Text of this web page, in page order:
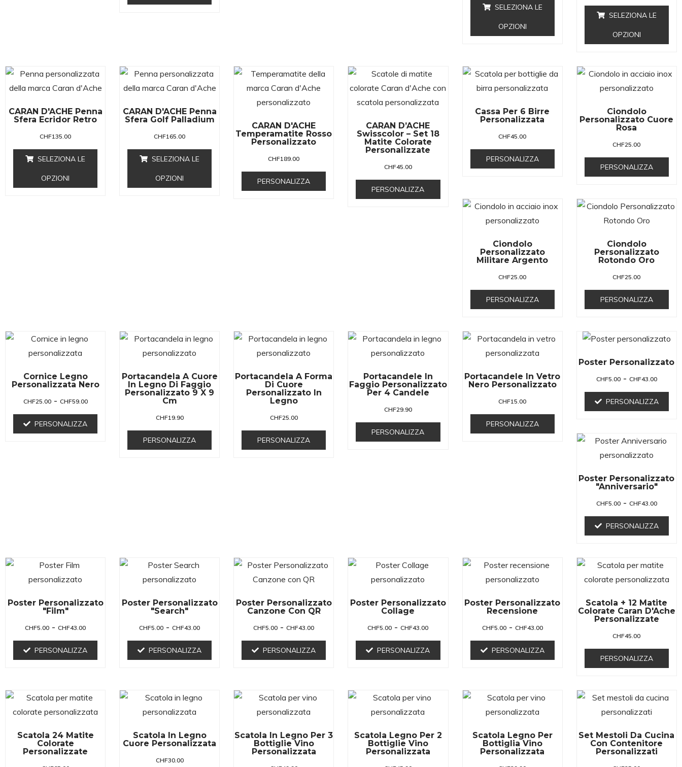
SELEZIONA LE
OPZIONI
SELEZIONA LE
OPZIONI
CARAN D'ACHE Penna
Sfera Ecridor Retro
CHF135.00
SELEZIONA LE
OPZIONI
CARAN D'ACHE Penna
Sfera Golf Palladium
CHF165.00
SELEZIONA LE
OPZIONI
CARAN D'ACHE
Temperamatite Rosso
Personalizzato
CHF189.00
PERSONALIZZA
CARAN D’ACHE
Swisscolor – Set 18
Matite Colorate
Personalizzate
CHF45.00
PERSONALIZZA
Cassa Per 6 Birre
Personalizzata
CHF45.00
PERSONALIZZA
Ciondolo
Personalizzato Cuore
Rosa
CHF25.00
PERSONALIZZA
Ciondolo
Personalizzato
Militare Argento
CHF25.00
PERSONALIZZA
Ciondolo
Personalizzato
Rotondo Oro
CHF25.00
PERSONALIZZA
Cornice Legno
Personalizzata Nero
CHF25.00 - CHF59.00
PERSONALIZZA
Portacandela A Cuore
In Legno Di Faggio
Personalizzato 9 X 9
Cm
CHF19.90
PERSONALIZZA
Portacandela A Forma
Di Cuore
Personalizzato In
Legno
CHF25.00
PERSONALIZZA
Portacandele In
Faggio Personalizzato
Per 4 Candele
CHF29.90
PERSONALIZZA
Portacandele In Vetro
Nero Personalizzato
CHF15.00
PERSONALIZZA
Poster Personalizzato
CHF5.00 - CHF43.00
PERSONALIZZA
Poster Personalizzato
"Anniversario"
CHF5.00 - CHF43.00
PERSONALIZZA
Poster Personalizzato
"Film"
CHF5.00 - CHF43.00
PERSONALIZZA
Poster Personalizzato
"Search"
CHF5.00 - CHF43.00
PERSONALIZZA
Poster Personalizzato
Canzone Con QR
CHF5.00 - CHF43.00
PERSONALIZZA
Poster Personalizzato
Collage
CHF5.00 - CHF43.00
PERSONALIZZA
Poster Personalizzato
Recensione
CHF5.00 - CHF43.00
PERSONALIZZA
Scatola + 12 Matite
Colorate Caran D'Ache
Personalizzate
CHF45.00
PERSONALIZZA
Scatola 24 Matite
Colorate
Personalizzate
Scatola In Legno
Cuore Personalizzata
CHF30.00
Scatola In Legno Per 3
Bottiglie Vino
Personalizzata
Scatola Legno Per 2
Bottiglie Vino
Personalizzata
Scatola Legno Per
Bottiglia Vino
Personalizzata
Set Mestoli Da Cucina
Con Contenitore
Personalizzati